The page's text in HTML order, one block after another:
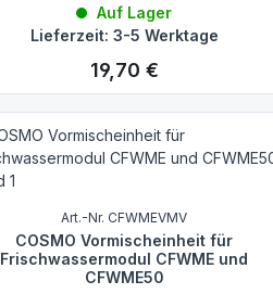
Auf Lager
Lieferzeit: 3-5 Werktage
Regulärer Preis:
19,70 €
Art.-Nr. CFWMEVMV
COSMO Vormischeinheit für
Frischwassermodul CFWME und
CFWME50